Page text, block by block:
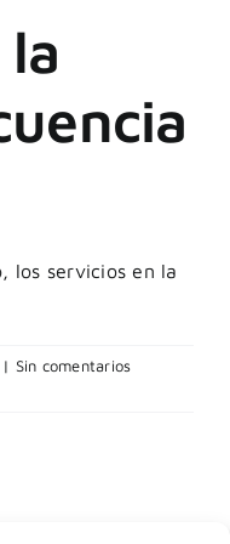
los servicios en la
| Sin comentarios